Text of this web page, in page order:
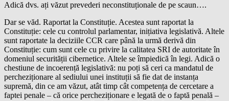
Adică dvs. ați văzut prevederi neconstituționale de pe scaun….
Dar se văd. Raportat la Constituție. Acestea sunt raportat la
Constituție: cele cu controlul parlamentar, inițiativa legislativă. Altele
sunt raportate la deciziile CCR care până la urmă derivă din
Constituție: cum sunt cele cu privire la calitatea SRI de autoritate în
domeniul securității cibernetice. Altele se împiedică în legi. Adică o
chestiune de incoerență legislativă: nu poți să ceri ca mandatul de
percheziționare al sediului unei instituții să fie dat de instanța
supremă, din ce am văzut, atât timp cât competența de cercetare a
faptei penale – că orice percheziționare e legată de o faptă penală –